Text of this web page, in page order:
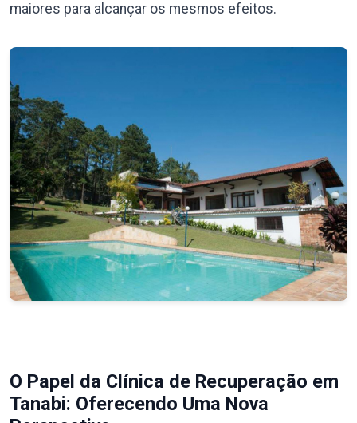
maiores para alcançar os mesmos efeitos.
O Papel da Clínica de Recuperação em
Tanabi: Oferecendo Uma Nova